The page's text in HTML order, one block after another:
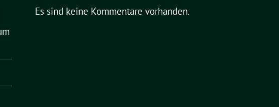
Es sind keine Kommentare vorhanden.